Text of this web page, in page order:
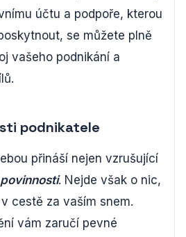
účtu a podpoře, kterou
se můžete plně
vašeho podnikání a
podnikatele
přináší nejen vzrušující
. Nejde však o nic,
cestě za vaším snem.
vám zaručí pevné